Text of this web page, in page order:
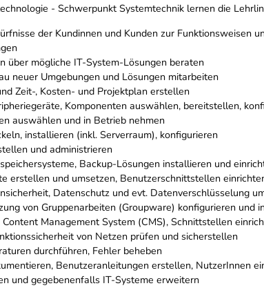
- Schwerpunkt Systemtechnik lernen die
der Kundinnen und Kunden zur Funktionsweisen
über mögliche IT-System-Lösungen beraten
neuer Umgebungen und Lösungen mitarbeiten
Zeit-, Kosten- und Projektplan erstellen
Komponenten auswählen, bereitstellen,
auswählen und in Betrieb nehmen
installieren (inkl. Serverraum), konfigurieren
und administrieren
Backup-Lösungen installieren und
erstellen und umsetzen, Benutzerschnittstellen
Datenschutz und evt. Datenverschlüsselung
von Gruppenarbeiten (Groupware) konfigurieren und
Management System (CMS), Schnittstellen
von Netzen prüfen und sicherstellen
durchführen, Fehler beheben
Benutzeranleitungen erstellen, NutzerInnen
und gegebenenfalls IT-Systeme erweitern